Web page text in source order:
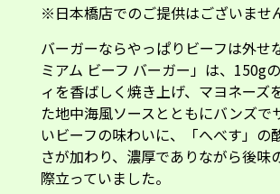
※日本橋店でのご提供はございませ
バーガーならやっぱりビーフは外せ
ミアム ビーフ バーガー」は、150g
ィを香ばしく焼き上げ、マヨネーズ
た地中海風ソースとともにバンズで
いビーフの味わいに、「へべす」の
さが加わり、濃厚でありながら後味
際立っていました。